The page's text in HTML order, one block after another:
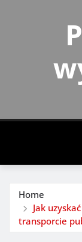
Home
Jak
transporcie